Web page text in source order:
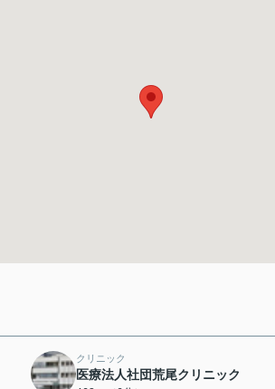
クリニック
医療法人社団荒尾クリニック